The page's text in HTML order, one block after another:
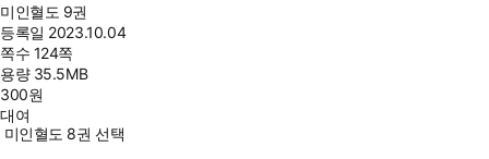
미인혈도 9권
등록일 2023.10.04
쪽수 124쪽
용량 35.5MB
300원
대여
미인혈도 8권 선택